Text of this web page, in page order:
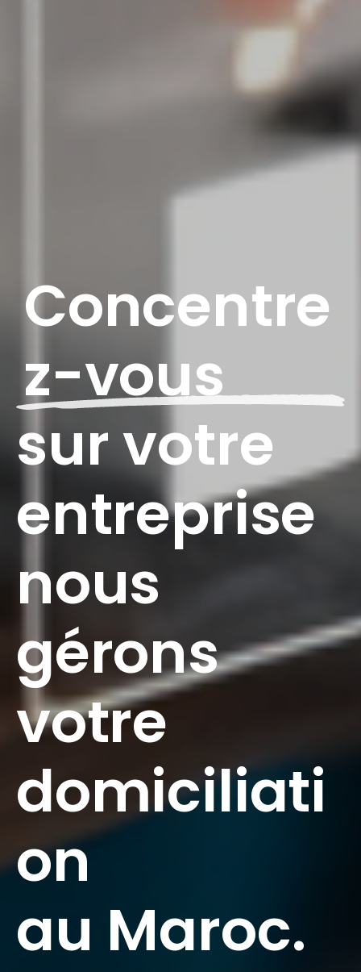
Concentre
z-vous
survotre
entreprise
nous
gérons
votre
domiciliati
on
au Maroc.